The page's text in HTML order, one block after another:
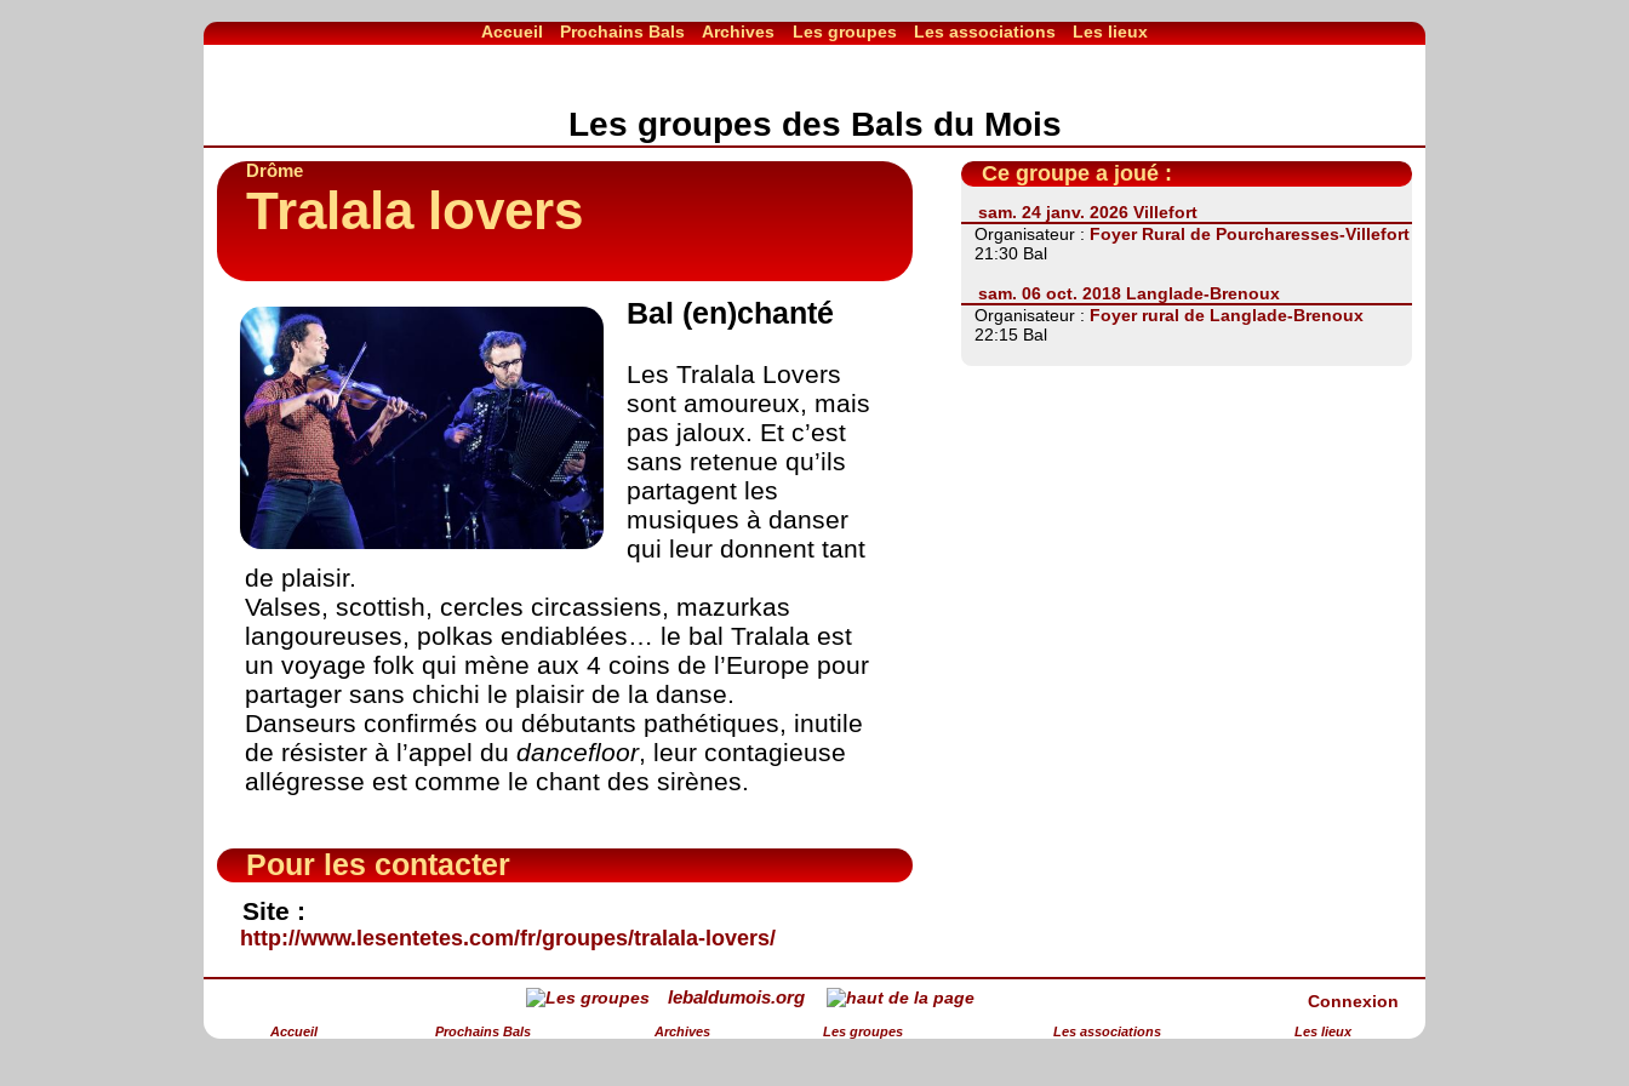
Accueil Prochains Bals Archives Les groupes Les associations Les lieux
Les groupes des Bals du Mois
Drôme
Tralala lovers
Bal (en)chanté
Les Tralala Lovers
sont amoureux, mais
pas jaloux. Et c’est
sans retenue qu’ils
partagent les
musiques à danser
qui leur donnent tant
de plaisir.
Valses, scottish, cercles circassiens, mazurkas
langoureuses, polkas endiablées… le bal Tralala est
un voyage folk qui mène aux 4 coins de l’Europe pour
partager sans chichi le plaisir de la danse.
Danseurs confirmés ou débutants pathétiques, inutile
de résister à l’appel du dancefloor, leur contagieuse
allégresse est comme le chant des sirènes.
Pour les contacter
Site :
http://www.lesentetes.com/fr/groupes/tralala-lovers/
Ce groupe a joué :
sam. 24 janv. 2026 Villefort
Organisateur : Foyer Rural de Pourcharesses-Villefort
21:30 Bal
sam. 06 oct. 2018 Langlade-Brenoux
Organisateur : Foyer rural de Langlade-Brenoux
22:15 Bal
Connexion
lebaldumois.org
Accueil Prochains Bals Archives Les groupes Les associations Les lieux